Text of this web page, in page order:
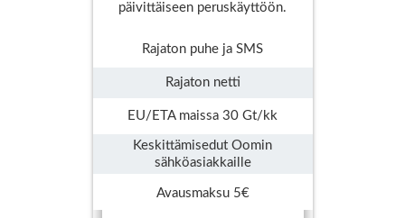
päivittäiseen peruskäyttöön.
Rajaton puhe ja SMS
Rajaton netti
EU/ETA maissa 30 Gt/kk
Keskittämisedut Oomin
sähköasiakkaille
Avausmaksu 5€